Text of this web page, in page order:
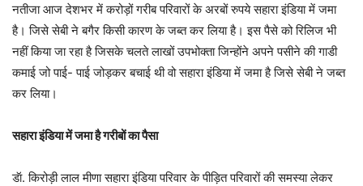
नतीजा आज देशभर में करोड़ों गरीब परिवारों के अरबों रुपये सहारा इंडिया में जमा
है। जिसे सेबी ने बगैर किसी कारण के जब्त कर लिया है। इस पैसे को रिलिज भी
नहीं किया जा रहा है जिसके चलते लाखों उपभोक्ता जिन्होंने अपने पसीने की गाडी
कमाई जो पाई- पाई जोड़कर बचाई थी वो सहारा इंडिया में जमा है जिसे सेबी ने जब्त
कर लिया।
सहारा इंडिया में जमा है गरीबों का पैसा
डॅा. किरोड़ी लाल मीणा सहारा इंडिया परिवार के पीड़ित परिवारों की समस्या लेकर